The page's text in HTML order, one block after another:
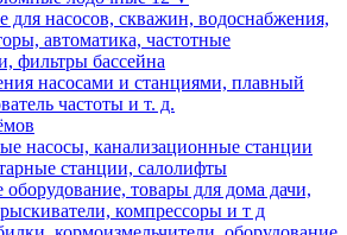
насосов, скважин, водоснабжения,
автоматика, частотные
фильтры бассейна
насосами и станциями, плавный
частоты и т. д.
насосы, канализационные станции
станции, салолифты
оборудование, товары для дома дачи,
компрессоры и т д